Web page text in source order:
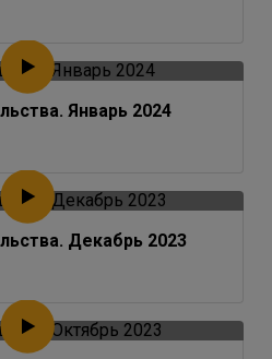
Январь 2024
Декабрь 2023